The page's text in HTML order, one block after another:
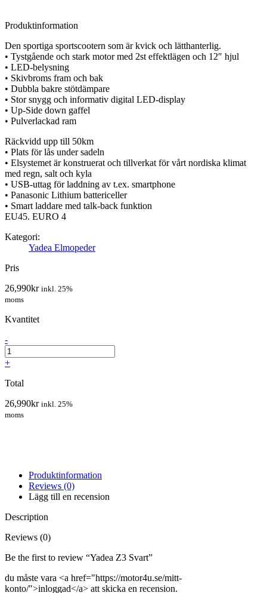
Produktinformation
Den sportiga sportscootern som är kvick och lätthanterlig.
• Tystgående och stark motor med 2st effektlägen och 12″ hjul
• LED-belysning
• Skivbroms fram och bak
• Dubbla bakre stötdämpare
• Stor snygg och informativ digital LED-display
• Up-Side down gaffel
• Pulverlackad ram
Räckvidd upp till 50km
• Plats för lås under sadeln
• Elsystemet är konstruerat och tillverkat för vårt nordiska klimat
med regn, salt och kyla
• USB-uttag för laddning av t.ex. smartphone
• Panasonic Lithium battericeller
• Smart laddare med talk-back funktion
EU45. EURO 4
Kategori:
Yadea Elmopeder
Pris
26,990kr inkl. 25%
moms
Kvantitet
-
+
Total
26,990kr inkl. 25%
moms
Produktinformation
Reviews (0)
Lägg till en recension
Description
Reviews (0)
Be the first to review “Yadea Z3 Svart”
du måste vara <a href="https://motor4u.se/mitt-
konto/">inloggad</a> att skicka en recension.